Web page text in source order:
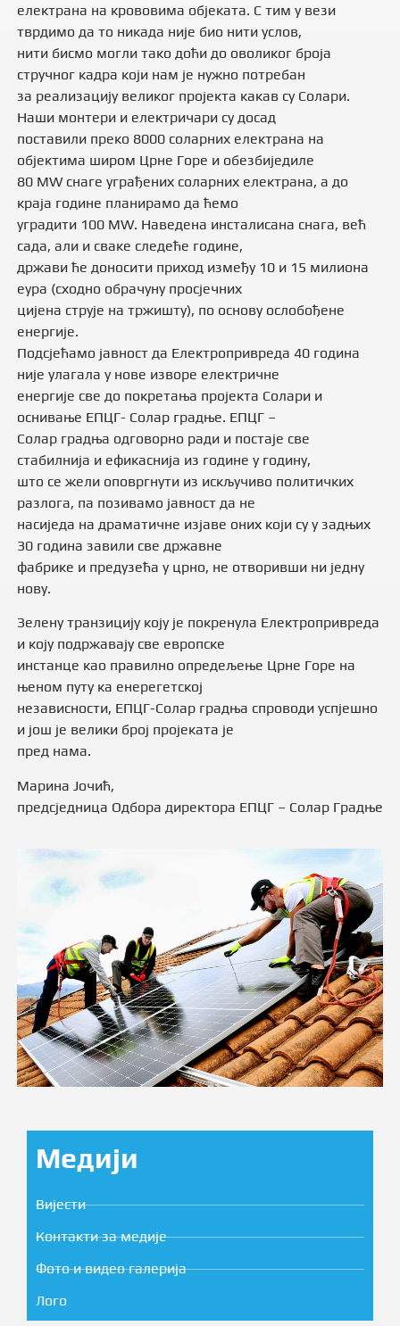
електрана на крововима објеката. С тим у вези
тврдимо да то никада није био нити услов,
нити бисмо могли тако доћи до оволиког броја
стручног кадра који нам је нужно потребан
за реализацију великог пројекта какав су Солари.
Наши монтери и електричари су досад
поставили преко 8000 соларних електрана на
објектима широм Црне Горе и обезбиједиле
80 МW снаге уграђених соларних електрана, а до
краја гoдине планирамо да ћемо
уградити 100 МW. Наведена инсталисана снага, већ
сада, али и сваке следеће године,
држави ће доносити приход између 10 и 15 милиона
еура (сходно обрачуну просјечних
цијена струје на тржишту), по основу ослобођене
енергије.
Подсјећамо јавност да Електропривреда 40 година
није улагала у нове изворе електричне
енергије све до покретања пројекта Солари и
оснивање ЕПЦГ- Солар градње. ЕПЦГ –
Солар градња одговорно ради и постаје све
стабилнија и ефикаснија из године у годину,
што се жели оповргнути из искључиво политичких
разлога, па позивамо јавност да не
насиједа на драматичне изјаве оних који су у задњих
30 година завили све државне
фабрике и предузећа у црно, не отворивши ни једну
нову.
Зелену транзицију коју је покренула Електропривреда
и коју подржавају све европске
инстанце као правилно опредељење Црне Горе на
њеном путу ка енерегетској
независности, ЕПЦГ-Солар градња спроводи успјешно
и још је велики број пројеката је
пред нама.
Марина Јочић,
предсједница Одбора директора ЕПЦГ – Солар Градње
Медији
Вијести
Контакти за медије
Фото и видео галерија
Лого